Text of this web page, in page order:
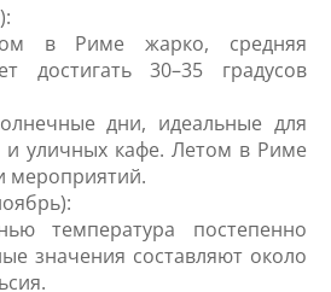
в Риме жарко, средняя
достигать 30–35 градусов
дни, идеальные для
уличных кафе. Летом в Риме
мероприятий.
температура постепенно
значения составляют около